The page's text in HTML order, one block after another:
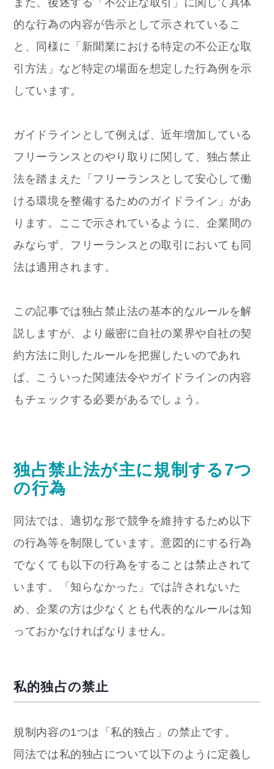
また、後述する「不公正な取引」に関して具体
的な行為の内容が告示として示されているこ
と、同様に「新聞業における特定の不公正な取
引方法」など特定の場面を想定した行為例を示
しています。
ガイドラインとして例えば、近年増加している
フリーランスとのやり取りに関して、独占禁止
法を踏まえた「フリーランスとして安心して働
ける環境を整備するためのガイドライン」があ
ります。ここで示されているように、企業間の
みならず、フリーランスとの取引においても同
法は適用されます。
この記事では独占禁止法の基本的なルールを解
説しますが、より厳密に自社の業界や自社の契
約方法に則したルールを把握したいのであれ
ば、こういった関連法令やガイドラインの内容
もチェックする必要があるでしょう。
独占禁止法が主に規制する7つ
の行為
同法では、適切な形で競争を維持するため以下
の行為等を制限しています。意図的にする行為
でなくても以下の行為をすることは禁止されて
います。「知らなかった」では許されないた
め、企業の方は少なくとも代表的なルールは知
っておかなければなりません。
私的独占の禁止
規制内容の1つは「私的独占」の禁止です。
同法では私的独占について以下のように定義し